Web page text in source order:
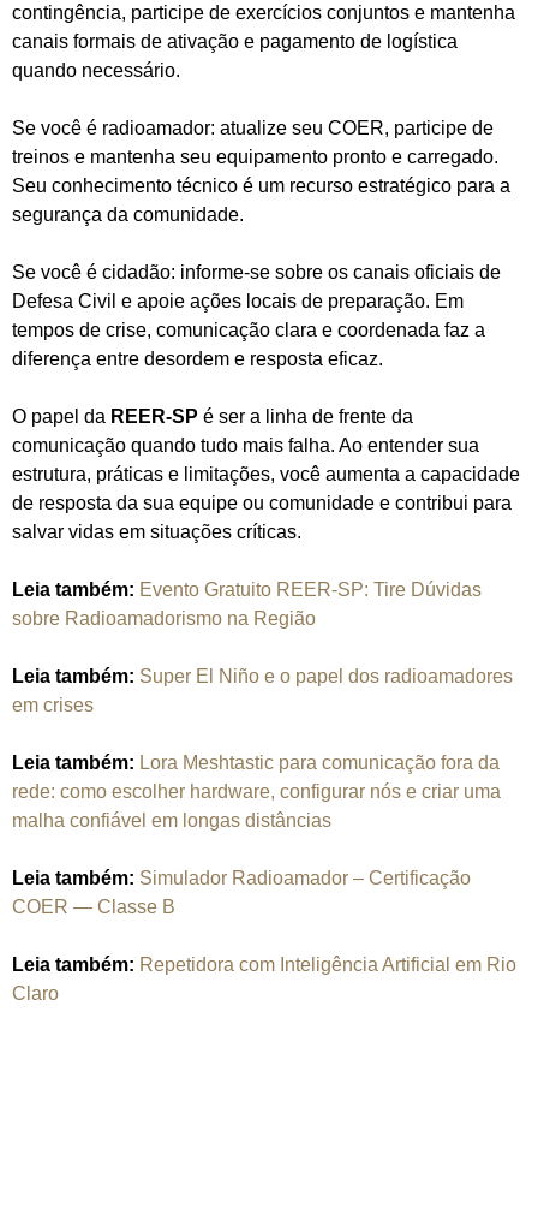
contingência, participe de exercícios conjuntos e mantenha
canais formais de ativação e pagamento de logística
quando necessário.
Se você é radioamador: atualize seu COER, participe de
treinos e mantenha seu equipamento pronto e carregado.
Seu conhecimento técnico é um recurso estratégico para a
segurança da comunidade.
Se você é cidadão: informe-se sobre os canais oficiais de
Defesa Civil e apoie ações locais de preparação. Em
tempos de crise, comunicação clara e coordenada faz a
diferença entre desordem e resposta eficaz.
O papel da REER-SP é ser a linha de frente da
comunicação quando tudo mais falha. Ao entender sua
estrutura, práticas e limitações, você aumenta a capacidade
de resposta da sua equipe ou comunidade e contribui para
salvar vidas em situações críticas.
Leia também: Evento Gratuito REER-SP: Tire Dúvidas
sobre Radioamadorismo na Região
Leia também: Super El Niño e o papel dos radioamadores
em crises
Leia também: Lora Meshtastic para comunicação fora da
rede: como escolher hardware, configurar nós e criar uma
malha confiável em longas distâncias
Leia também: Simulador Radioamador – Certificação
COER — Classe B
Leia também: Repetidora com Inteligência Artificial em Rio
Claro